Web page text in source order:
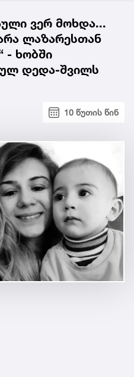
ვერ მოხდა...
ლაზარესთან
- ხობში
დედა-შვილს
10 წუთის წინ